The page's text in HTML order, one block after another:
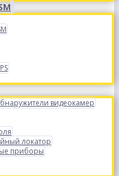
видеокамер
локатор
приборы